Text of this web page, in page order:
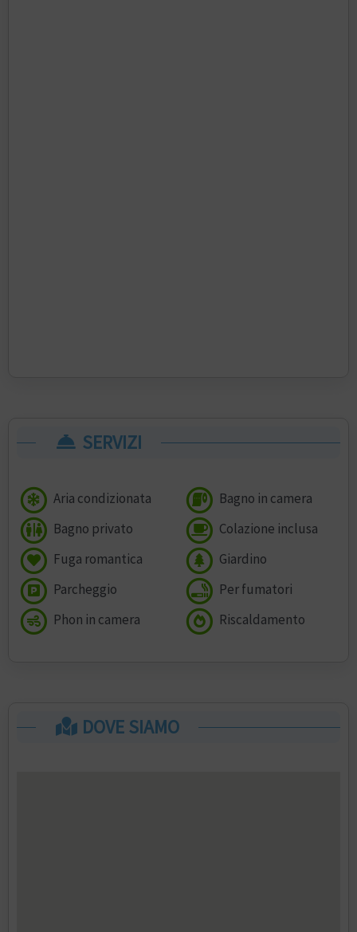
SERVIZI
Aria condizionata
Bagno in camera
Bagno privato
Colazione inclusa
Fuga romantica
Giardino
Parcheggio
Per fumatori
Phon in camera
Riscaldamento
DOVE SIAMO